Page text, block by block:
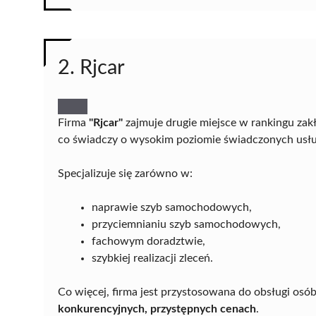
2. Rjcar
Firma "Rjcar" zajmuje drugie miejsce w rankingu
co świadczy o wysokim poziomie świadczonych
Specjalizuje się zarówno w:
naprawie szyb samochodowych,
przyciemnianiu szyb samochodowych,
fachowym doradztwie,
szybkiej realizacji zleceń.
Co więcej, firma jest przystosowana do obsługi
konkurencyjnych, przystępnych cenach.